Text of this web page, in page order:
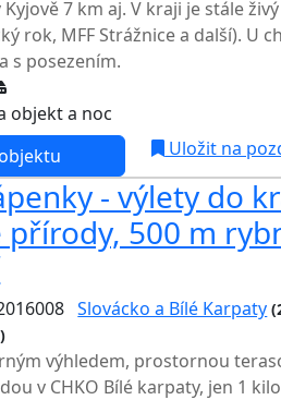
7 km aj. V kraji je stále
rok, MFF Strážnice a další). U
s posezením.
objekt a noc
Uložit na
- výlety do
přírody, 500 m
Slovácko a Bílé Karpaty
výhledem, prostornou
v CHKO Bílé karpaty, jen 1